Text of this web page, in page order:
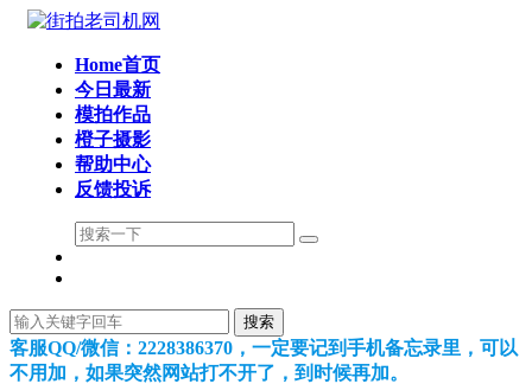
Home首页
今日最新
模拍作品
橙子摄影
帮助中心
反馈投诉
搜索
客服QQ/微信：2228386370，一定要记到手机备忘录里，可以
不用加，如果突然网站打不开了，到时候再加。